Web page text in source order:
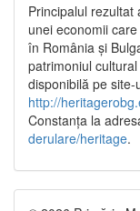
Principalul rezultat
unei economii
în România și
patrimoniul
disponibilă pe
http://
Constanța la
derulare/heritage.